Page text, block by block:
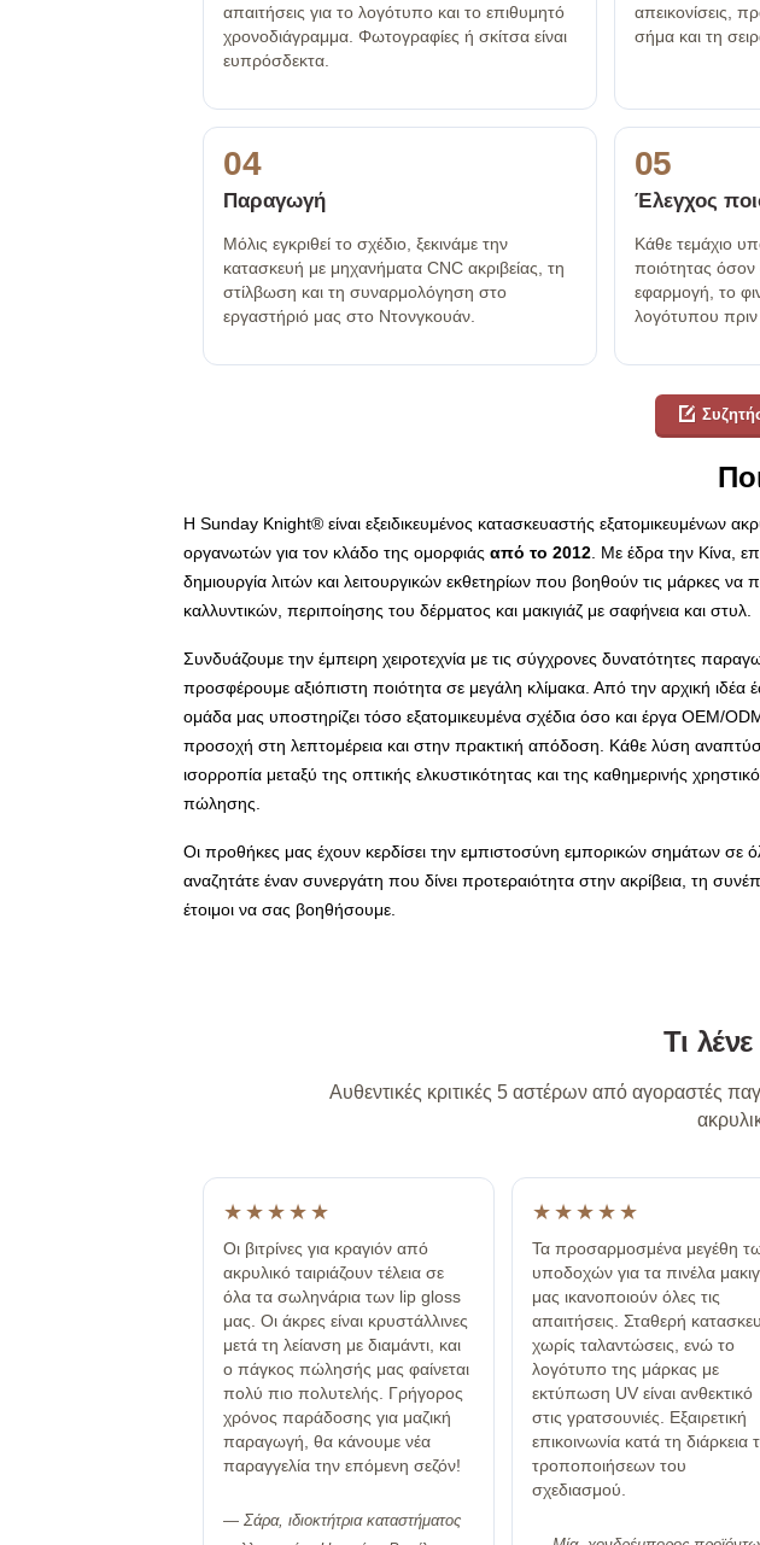
απαιτήσεις για το λογότυπο και το επιθυμητό
χρονοδιάγραμμα. Φωτογραφίες ή σκίτσα είναι
ευπρόσδεκτα.
απεικονίσεις,
σήμα και τη
04
Παραγωγή
Μόλις εγκριθεί το σχέδιο, ξεκινάμε την
κατασκευή με μηχανήματα CNC ακριβείας, τη
στίλβωση και τη συναρμολόγηση στο
εργαστήριό μας στο Ντονγκουάν.
05
Έλεγχος
Κάθε τεμάχιο
ποιότητας όσον
εφαρμογή, το
λογότυπου
Η Sunday Knight® είναι εξειδικευμένος κατασκευαστής εξατομικευμένων
οργανωτών για τον κλάδο της ομορφιάς από το 2012 . Με έδρα την Κίνα,
δημιουργία λιτών και λειτουργικών εκθετηρίων που βοηθούν τις μάρκες να
καλλυντικών, περιποίησης του δέρματος και μακιγιάζ με σαφήνεια και στυλ.
Συνδυάζουμε την έμπειρη χειροτεχνία με τις σύγχρονες δυνατότητες
προσφέρουμε αξιόπιστη ποιότητα σε μεγάλη κλίμακα. Από την αρχική ιδέα
ομάδα μας υποστηρίζει τόσο εξατομικευμένα σχέδια όσο και έργα OEM/
προσοχή στη λεπτομέρεια και στην πρακτική απόδοση. Κάθε λύση
ισορροπία μεταξύ της οπτικής ελκυστικότητας και της καθημερινής
πώλησης.
Οι προθήκες μας έχουν κερδίσει την εμπιστοσύνη εμπορικών σημάτων σε
αναζητάτε έναν συνεργάτη που δίνει προτεραιότητα στην ακρίβεια, τη
έτοιμοι να σας βοηθήσουμε.
Τι
Αυθεντικές κριτικές 5 αστέρων από αγοραστές
★★★★★
Οι βιτρίνες για κραγιόν από
ακρυλικό ταιριάζουν τέλεια σε
όλα τα σωληνάρια των lip gloss
μας. Οι άκρες είναι κρυστάλλινες
μετά τη λείανση με διαμάντι, και
ο πάγκος πώλησής μας φαίνεται
πολύ πιο πολυτελής. Γρήγορος
χρόνος παράδοσης για μαζική
παραγωγή, θα κάνουμε νέα
παραγγελία την επόμενη σεζόν!
— Σάρα, ιδιοκτήτρια καταστήματος
★★★★★
Τα προσαρμοσμένα μεγέθη
υποδοχών για τα πινέλα
μας ικανοποιούν όλες τις
απαιτήσεις. Σταθερή
χωρίς ταλαντώσεις, ενώ το
λογότυπο της μάρκας με
εκτύπωση UV είναι ανθεκτικό
στις γρατσουνιές. Εξαιρετική
επικοινωνία κατά τη διάρκεια
τροποποιήσεων του
σχεδιασμού.